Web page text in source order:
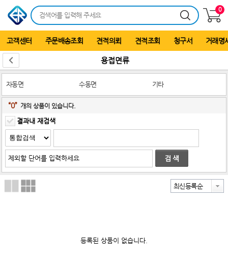
0
고객센터 주문배송조회 견적의뢰 견적조회 청구서 거래명
용접면류
자동면 수동면 기타
“0” 개의 상품이 있습니다.
결과내 재검색
최신등록순
등록된 상품이 없습니다.